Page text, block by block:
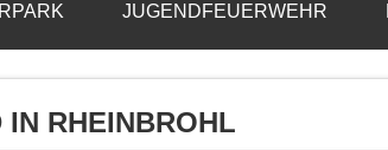
JUGENDFEUERWEHR
RHEINBROHL